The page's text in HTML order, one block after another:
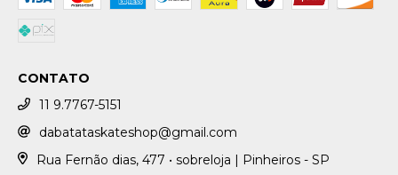
CONTATO
11 9.7767-5151
dabatataskateshop@gmail.com
Rua Fernão dias, 477 • sobreloja | Pinheiros - SP